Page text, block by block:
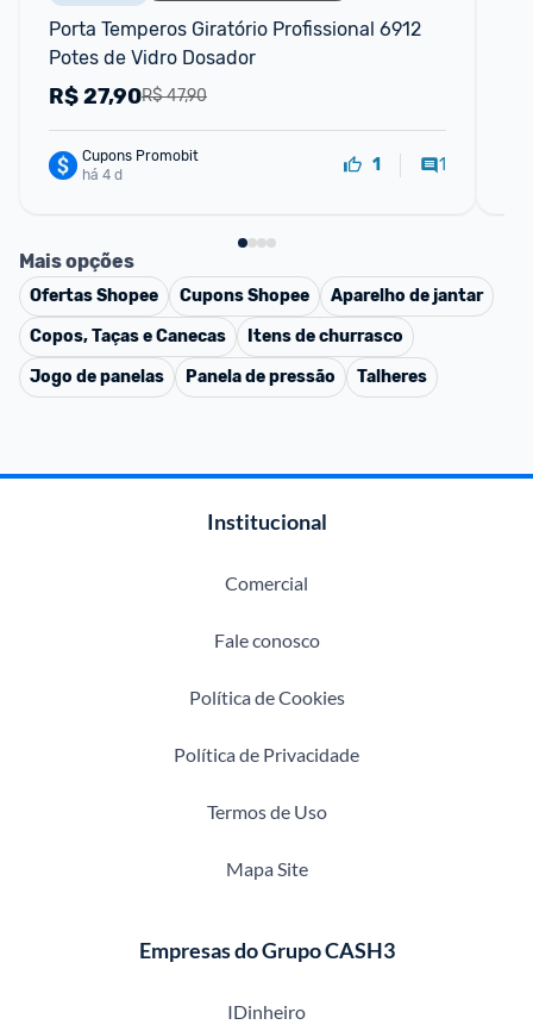
Porta Temperos Giratório Profissional 6912
Potes de Vidro Dosador
R$ 47,90
R$27,90
Cupons Promobit
há 4 d
1 1
Mais opções
OfertasShopee CuponsShopee
Aparelho de jantar
Copos, Taças e Canecas
Itens de churrasco
Jogo de panelas
Panela de pressão Talheres
Institucional
Comercial
Fale conosco
Política de Cookies
Política de Privacidade
Termos de Uso
Mapa Site
Empresas do Grupo CASH3
IDinheiro